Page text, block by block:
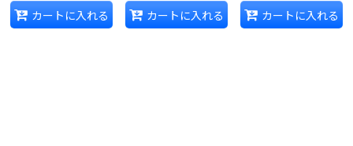
カートに入れる カートに入れる カートに入れる